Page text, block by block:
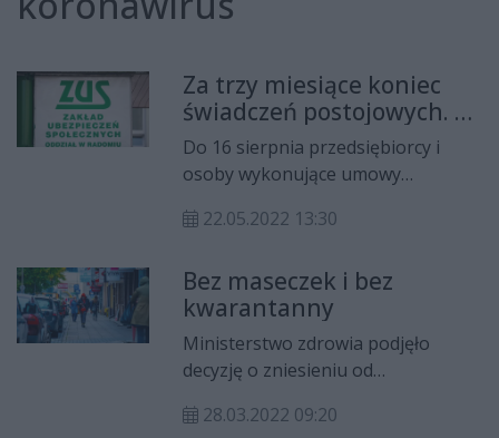
Za trzy miesiące koniec
świadczeń postojowych. W
Radomiu wypłacono
ponad 101 mln zł
Do 16 sierpnia przedsiębiorcy i
osoby wykonujące umowy
negatywne skutki występowania w
złożenie wniosku o świadczenie
postojowe. W województwie
mazowieckim ZUS przekazał już na
ten cel ponad miliard zł, a w
Radomiu - ponad 101 mln zł.
22.05.2022 13:30
Bez maseczek i bez
kwarantanny
Ministerstwo zdrowia podjęło
decyzję o zniesieniu od
noszenia maseczek, z wyłączeniem
28.03.2022 09:20